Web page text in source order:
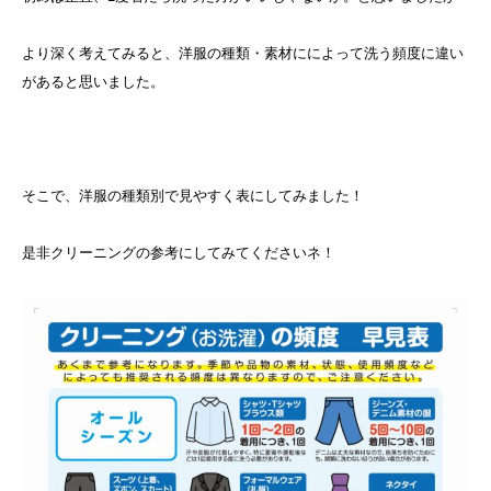
より深く考えてみると、洋服の種類・素材にによって洗う頻度に違い
があると思いました。
そこで、洋服の種類別で見やすく表にしてみました！
是非クリーニングの参考にしてみてくださいネ！